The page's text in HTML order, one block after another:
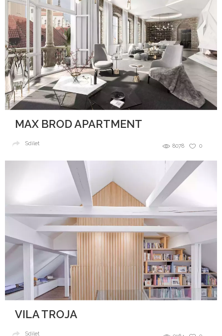
MAX BROD APARTMENT
0
8078
Sdílet
VILA TROJA
Sdílet